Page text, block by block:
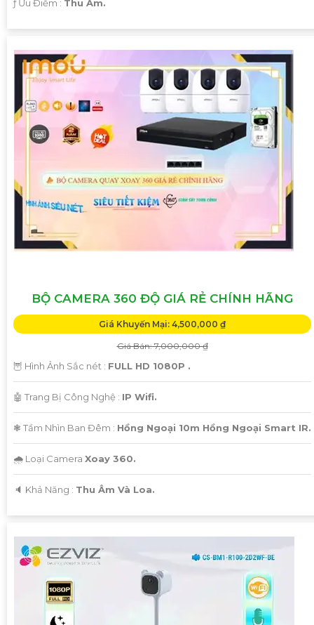
Hy vọng mẫu tư vấn trên sẽ giúp bạn có thêm ý tưởng để
giới thiệu Camera Giá Rẻ Thiết Bị An Ninh Chính Hãng
Chuyên Nghiệp cho dự án của mình. Nếu cần thêm bất kỳ
thông tin hay sự điều chỉnh nào, hãy Cung cấp cho công
trình biết để Từng công trình có thể hỗ trợ bạn tốt hơn.
️ƒ Ưu Điểm : Thu Âm.
BỘ CAMERA 360 ĐỘ GIÁ RẺ CHÍNH HÃNG
Giá Khuyến Mại: 4,500,000 ₫
Giá Bán: 7,000,000 ₫
🦉 Hình Ảnh Sắc nét : FULL HD 1080P .
🤖️ Trang Bị Công Nghệ : IP Wifi.
❃ Tầm Nhìn Ban Đêm : Hồng Ngoại 10m Hồng Ngoại Smart IR.
🌧️ Loại Camera Xoay 360.
️🔈 Khả Năng : Thu Âm Và Loa.